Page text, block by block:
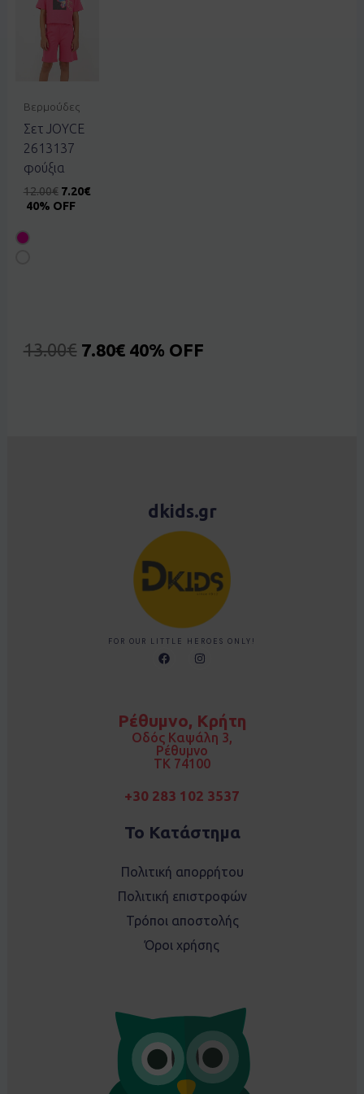
Βερμούδες
Σετ JOYCE
2613137
φούξια
12.00€ 7.20€
40% OFF
13.00€ 7.80€ 40% OFF
dkids.gr
FOR OUR LITTLE HEROES ONLY!
F
a
o
k
I
n
r
a
m
Ρέθυμνο, Κρήτη
Οδός Καψάλη 3,
Ρέθυμνο
TK 74100
+30 283 102 3537
Το Κατάστημα
Πολιτική απορρήτου
Πολιτική επιστροφών
Τρόποι αποστολής
Όροι χρήσης